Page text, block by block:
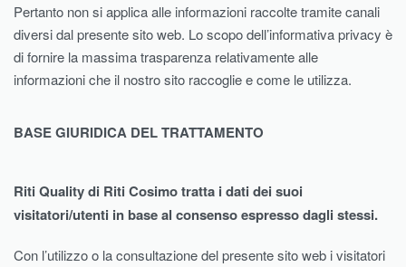
Pertanto non si applica alle informazioni raccolte tramite canali
diversi dal presente sito web. Lo scopo dell’informativa privacy è
di fornire la massima trasparenza relativamente alle
informazioni che il nostro sito raccoglie e come le utilizza.
BASE GIURIDICA DEL TRATTAMENTO
Riti Quality di Riti Cosimo tratta i dati dei suoi
visitatori/utenti in base al consenso espresso dagli stessi.
Con l’utilizzo o la consultazione del presente sito web i visitatori